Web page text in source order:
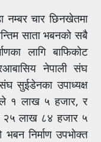
नम्बर चार छिनखेतमा
साता भबनको सबै
लागि बाफिकोट
नेपाली संघ
सुईडेनका उपाध्यक्ष
१ लाख ५ हजार, र
२५ लाख ८४ हजार ५
निर्माण उपभोक्त